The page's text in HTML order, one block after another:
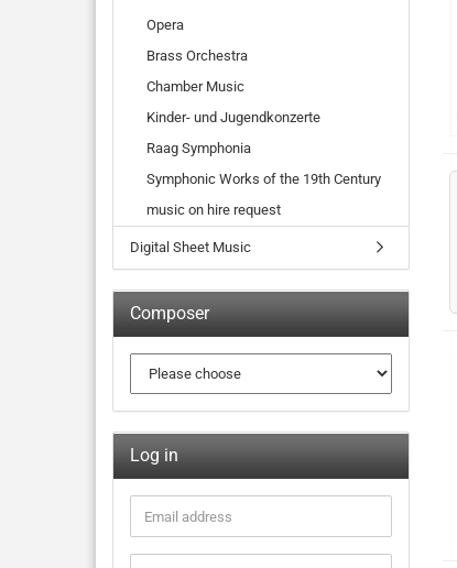
Opera
Brass Orchestra
Chamber Music
Kinder- und Jugendkonzerte
Raag Symphonia
Symphonic Works of the 19th Century
music on hire request
Digital Sheet Music
Composer
Log in